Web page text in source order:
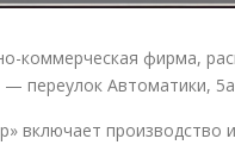
коммерческая фирма,
переулок Автоматики,
включает производство